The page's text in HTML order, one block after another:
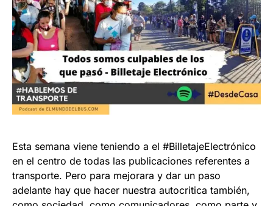
Esta semana viene teniendo a el #BilletajeElectrónico
en el centro de todas las publicaciones referentes a
transporte. Pero para mejorara y dar un paso
adelante hay que hacer nuestra autocritica también,